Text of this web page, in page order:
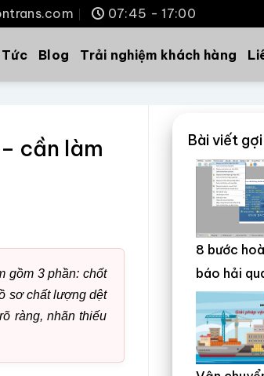
07:45 - 17:00
Blog Trải nghiệm khách hàng
cần làm
gồm 3 phần: chốt
sơ chất lượng dệt
ràng, nhãn thiếu
Bài viết
8 bước
báo hải